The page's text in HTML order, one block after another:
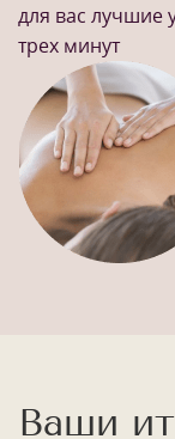
для вас лучшие
трех минут
Ваши